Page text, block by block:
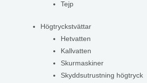
Tejp
Högtryckstvättar
Hetvatten
Kallvatten
Skurmaskiner
Skyddsutrustning högtryck